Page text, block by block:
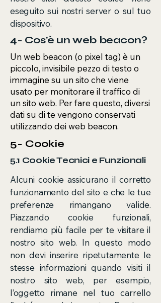
eseguito sui nostri server o sul tuo
dispositivo.
4- Cos'è un web beacon?
​Un web beacon (o pixel tag) è un
piccolo, invisibile pezzo di testo o
immagine su un sito che viene
usato per monitorare il traffico di
un sito web. Per fare questo, diversi
dati su di te vengono conservati
utilizzando dei web beacon.
5- Cookie
5.1 Cookie Tecnici e Funzionali
Alcuni cookie assicurano il corretto
funzionamento del sito e che le tue
preferenze rimangano valide.
Piazzando cookie funzionali,
rendiamo più facile per te visitare il
nostro sito web. In questo modo
non devi inserire ripetutamente le
stesse informazioni quando visiti il
nostro sito web, per esempio,
l’oggetto rimane nel tuo carrello